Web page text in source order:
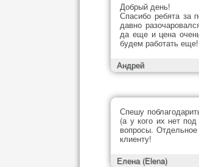
Добрый день!
Спасибо ребята за
давно
да еще и цена
будем работать еще!
Андрей
Спешу
(а у кого их нет
вопросы.
клиенту!
Елена (Elena)